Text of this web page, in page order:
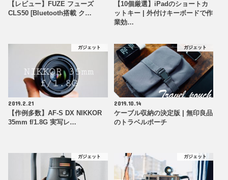
【レビュー】FUZE フューズ
CLS50 [Bluetooth搭載 ク…
【10個厳選】iPadのショートカ
ットキー | 外付けキーボードで作
業効…
ガジェット
2019.2.21
【作例多数】AF-S DX NIKKOR
35mm f/1.8G 実写レ…
ガジェット
2019.10.14
ケーブル収納の決定版 | 無印良品
のトラベルポーチ
ガジェット ガジェット